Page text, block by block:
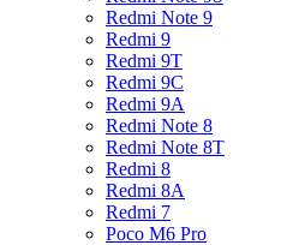
Redmi Note 9
Redmi 9
Redmi 9T
Redmi 9C
Redmi 9A
Redmi Note 8
Redmi Note 8T
Redmi 8
Redmi 8A
Redmi 7
Poco M6 Pro